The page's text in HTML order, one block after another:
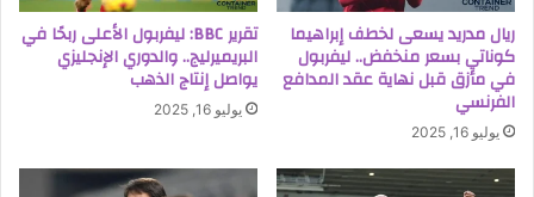
ريال مدريد يسعى لخطف إبراهيما
كوناتي بسعر منخفض.. ليفربول
في مأزق قبل نهاية عقد المدافع
الفرنسي
يوليو 16, 2025
تقرير BBC: ليفربول الأعلى ربحًا في
البريميرليج.. والدوري الإنجليزي
يواصل إنتاج الذهب
يوليو 16, 2025